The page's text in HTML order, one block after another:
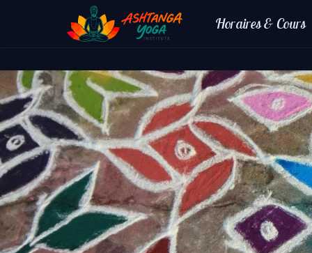
Horaires & Cours